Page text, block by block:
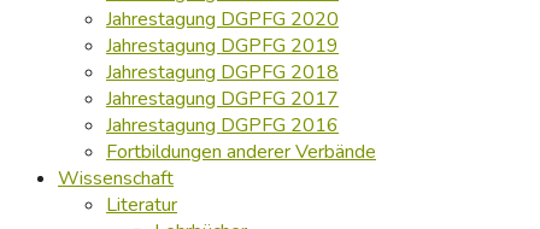
Jahrestagung DGPFG 2020
Jahrestagung DGPFG 2019
Jahrestagung DGPFG 2018
Jahrestagung DGPFG 2017
Jahrestagung DGPFG 2016
Fortbildungen anderer Verbände
Wissenschaft
Literatur